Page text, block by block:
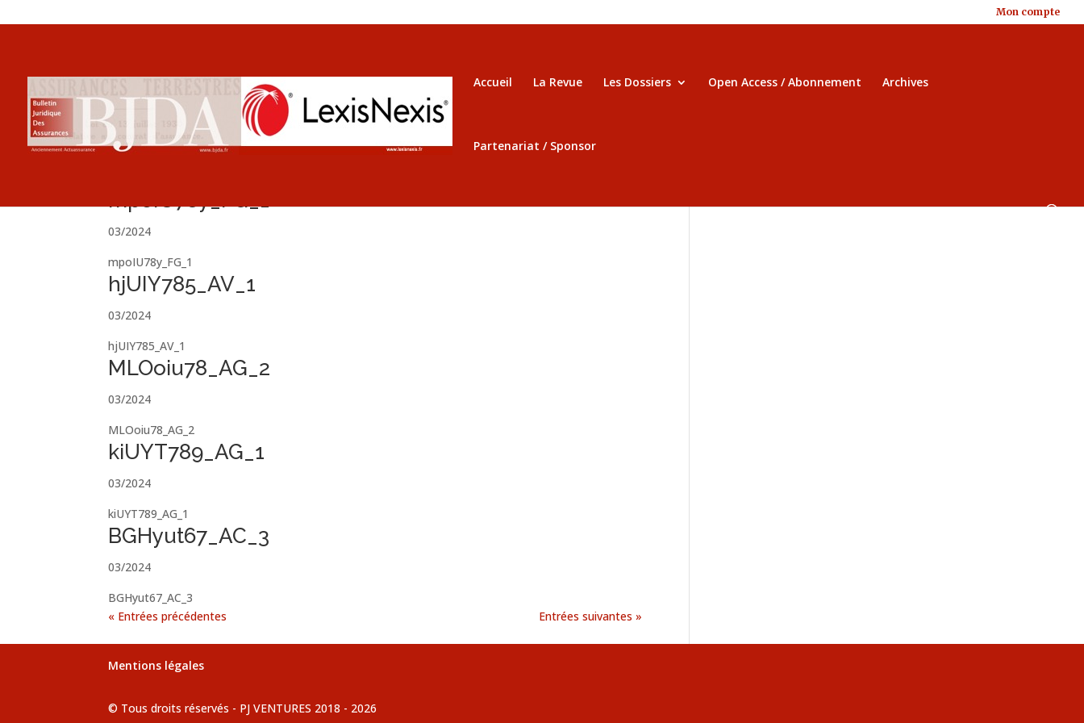
Mon compte
Accueil La Revue Les Dossiers Open Access / Abonnement Archives
Partenariat / Sponsor
mpoIU78y_FG_1
03/2024
mpoIU78y_FG_1
hjUIY785_AV_1
03/2024
hjUIY785_AV_1
MLOoiu78_AG_2
03/2024
MLOoiu78_AG_2
kiUYT789_AG_1
03/2024
kiUYT789_AG_1
BGHyut67_AC_3
03/2024
BGHyut67_AC_3
« Entrées précédentes
Entrées suivantes »
Mentions légales
© Tous droits réservés - PJ VENTURES 2018 - 2026